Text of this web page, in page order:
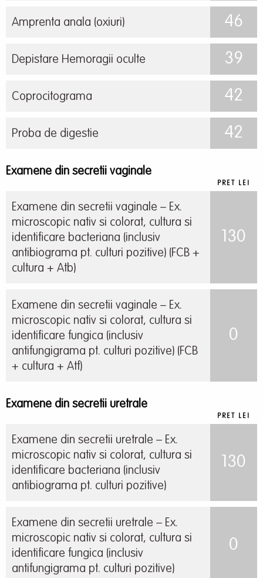
Amprenta anala (oxiuri) 46
Depistare Hemoragii oculte 39
Coprocitograma 42
Proba de digestie 42
Examene din secretii vaginale
PRET LEI
Examene din secretii vaginale – Ex.
microscopic nativ si colorat, cultura si
identificare bacteriana (inclusiv
antibiograma pt. culturi pozitive) (FCB +
cultura + Atb)
130
Examene din secretii vaginale – Ex.
microscopic nativ si colorat, cultura si
identificare fungica (inclusiv
antifungigrama pt. culturi pozitive) (FCB
+ cultura + Atf)
0
Examene din secretii uretrale
PRET LEI
Examene din secretii uretrale – Ex.
microscopic nativ si colorat, cultura si
identificare bacteriana (inclusiv
antibiograma pt. culturi pozitive)
130
Examene din secretii uretrale – Ex.
microscopic nativ si colorat, cultura si
identificare fungica (inclusiv
antifungigrama pt. culturi pozitive)
0